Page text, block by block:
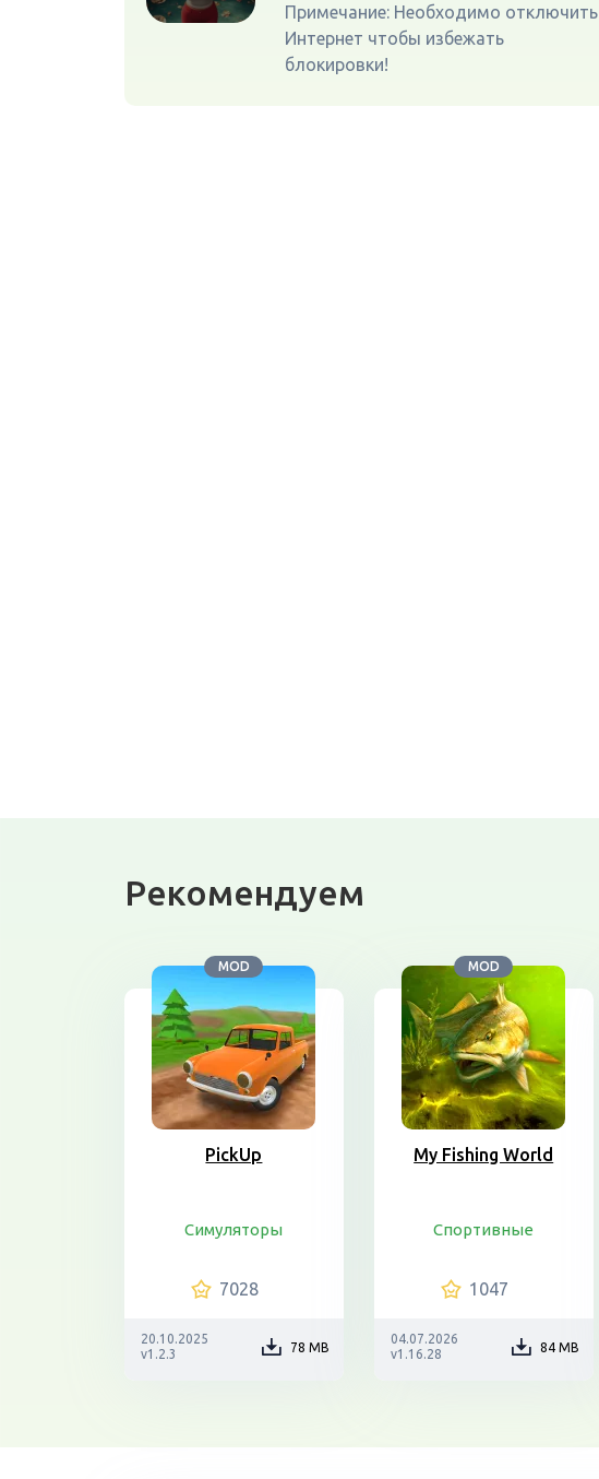
Примечание: Необходимо отключить
Интернет чтобы избежать
блокировки!
Рекомендуем
MOD
PickUp
Симуляторы
7028
20.10.2025
v1.2.3
78 MB
MOD
My Fishing World
Спортивные
1047
04.07.2026
v1.16.28
84 MB